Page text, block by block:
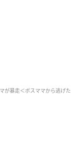
が暴走＜ボスママから逃げた